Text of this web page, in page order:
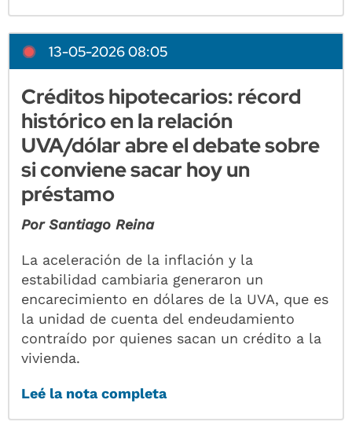
13-05-2026 08:05
Créditos hipotecarios: récord
histórico en la relación
UVA/dólar abre el debate sobre
si conviene sacar hoy un
préstamo
Por Santiago Reina
La aceleración de la inflación y la
estabilidad cambiaria generaron un
encarecimiento en dólares de la UVA, que es
la unidad de cuenta del endeudamiento
contraído por quienes sacan un crédito a la
vivienda.
Leé la nota completa